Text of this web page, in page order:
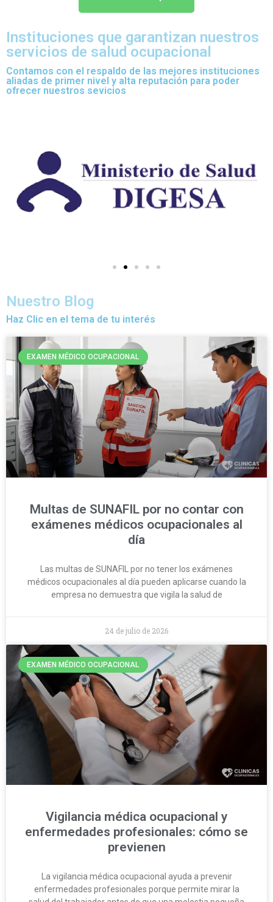
Instituciones que garantizan nuestros
servicios de salud ocupacional
Contamos con el respaldo de las mejores instituciones
aliadas de primer nivel y alta reputación para poder
ofrecer nuestros sevicios
Nuestro Blog
Haz Clic en el tema de tu interés
EXAMEN MÉDICO OCUPACIONAL
Multas de SUNAFIL por no contar con
exámenes médicos ocupacionales al
día
Las multas de SUNAFIL por no tener los exámenes
médicos ocupacionales al día pueden aplicarse cuando la
empresa no demuestra que vigila la salud de
24 de julio de 2026
EXAMEN MÉDICO OCUPACIONAL
Vigilancia médica ocupacional y
enfermedades profesionales: cómo se
previenen
La vigilancia médica ocupacional ayuda a prevenir
enfermedades profesionales porque permite mirar la